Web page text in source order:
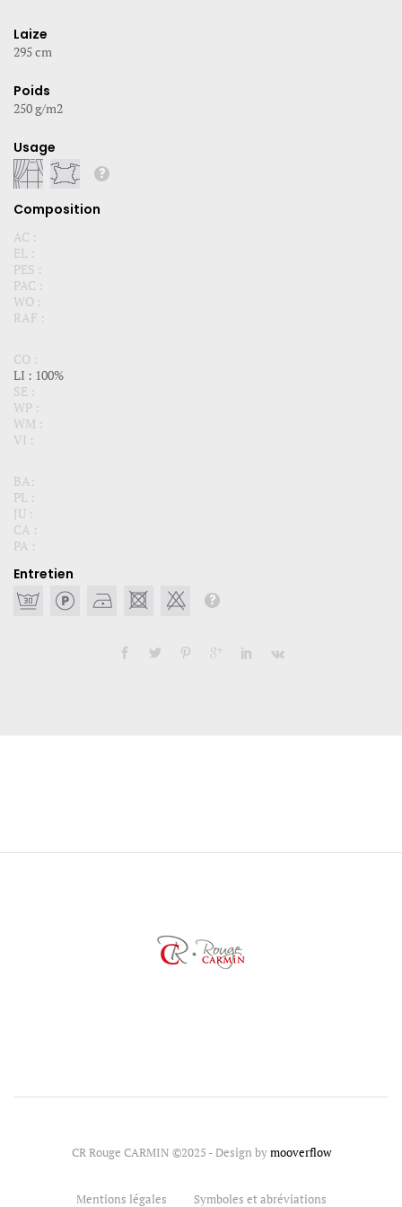
Laize
295 cm
Poids
250 g/m2
Usage
Composition
AC :
EL :
PES :
PAC :
WO :
RAF :
CO :
LI : 100%
SE :
WP :
WM :
VI :
BA:
PL :
JU :
CA :
PA :
Entretien
CR Rouge CARMIN ©2025 - Design bymooverflow
Mentions légales Symboles et abréviations